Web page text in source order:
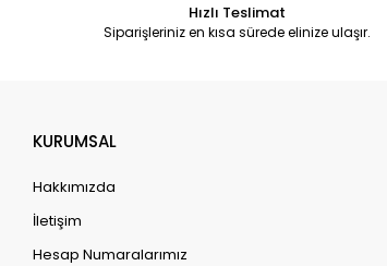
Hızlı Teslimat
Siparişleriniz en kısa sürede elinize ulaşır.
KURUMSAL
Hakkımızda
İletişim
Hesap Numaralarımız